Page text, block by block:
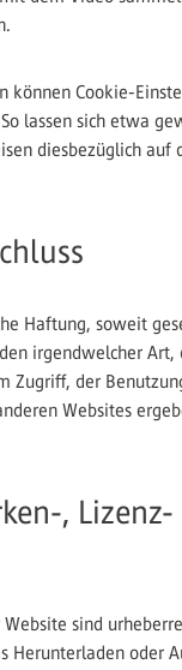
können Cookie-
lassen sich etwa
diesbezüglich auf
Haftung, soweit
irgendwelcher
Zugriff, der
Websites
,
sind
Herunterladen oder